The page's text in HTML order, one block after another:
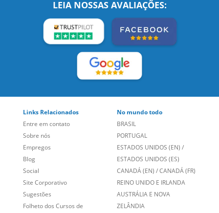
SIGA-NOS:
LEIA NOSSAS AVALIAÇÕES:
Links Relacionados
Entre em contato
Sobre nós
Empregos
Blog
No mundo todo
BRASIL
PORTUGAL
ESTADOS UNIDOS (EN)
ESTADOS UNIDOS (ES)